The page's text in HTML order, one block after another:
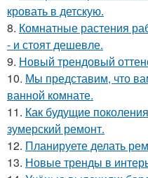
кровать в детскую.
8. Комнатные растения
- и стоят дешевле.
9. Новый трендовый
10. Мы представим, что
ванной комнате.
11. Как будущие
зумерский ремонт.
12. Планируете делать
13. Новые тренды в